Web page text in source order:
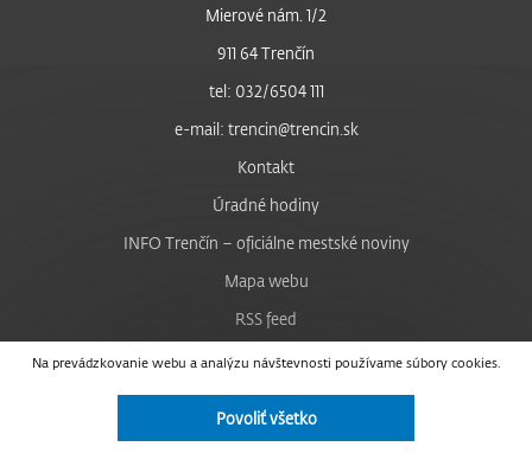
Na prevádzkovanie webu a analýzu návštevnosti používame súbory cookies.
Povoliť všetko
Mierové nám. 1/2
911 64 Trenčín
tel: 032/6504 111
e-mail: trencin@trencin.sk
Kontakt
Úradné hodiny
INFO Trenčín – oficiálne mestské noviny
Mapa webu
RSS feed
Nastavenie cookies
Facebook